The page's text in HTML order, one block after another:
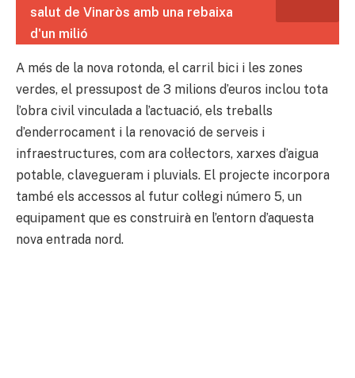
salut de Vinaròs amb una rebaixa
d'un milió
A més de la nova rotonda, el carril bici i les zones
verdes, el pressupost de 3 milions d’euros inclou tota
l’obra civil vinculada a l’actuació, els treballs
d’enderrocament i la renovació de serveis i
infraestructures, com ara col·lectors, xarxes d’aigua
potable, clavegueram i pluvials. El projecte incorpora
també els accessos al futur col·legi número 5, un
equipament que es construirà en l’entorn d’aquesta
nova entrada nord.